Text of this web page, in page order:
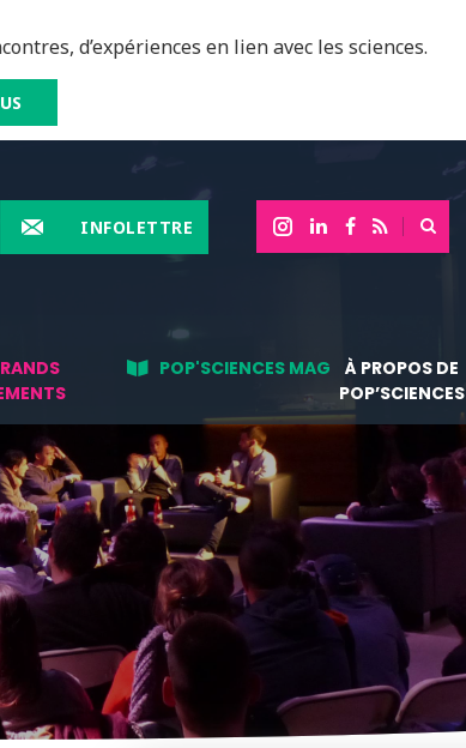
d’expériences en lien avec les sciences.
INFOLETTRE
POP'SCIENCES MAG
À PROPOS DE
POP’SCIENCES